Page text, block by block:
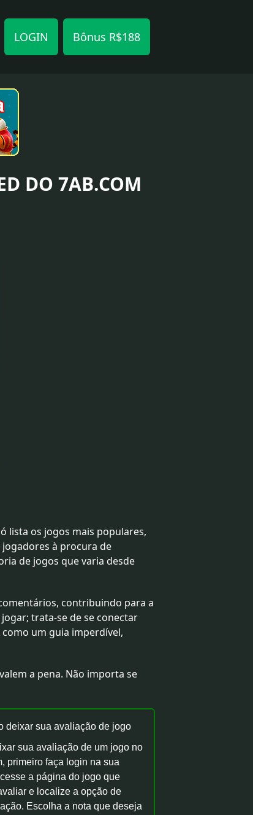
LOGIN Bônus R$188
DO 7AB.COM
lista os jogos mais populares,
à procura de
de jogos que varia desde
contribuindo para a
trata-se de se conectar
um guia imperdível,
a pena. Não importa se
deixar sua avaliação de jogo
sua avaliação de um jogo no
primeiro faça login na sua
a página do jogo que
e localize a opção de
Escolha a nota que deseja